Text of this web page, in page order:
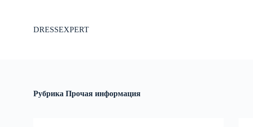
DRESSEXPERT
Рубрика Прочая информация